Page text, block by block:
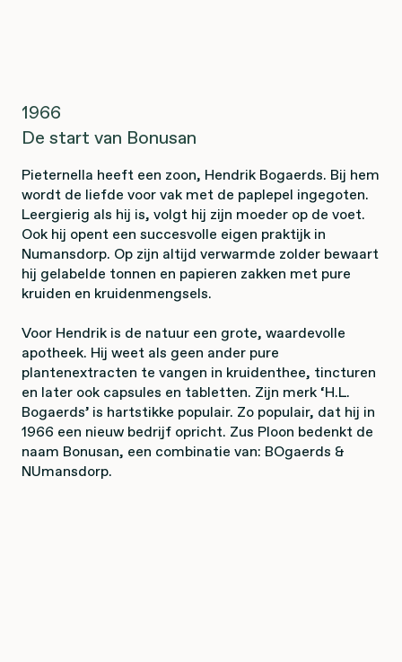
1966
De start van Bonusan
Pieternella heeft een zoon, Hendrik Bogaerds. Bij hem
wordt de liefde voor vak met de paplepel ingegoten.
Leergierig als hij is, volgt hij zijn moeder op de voet.
Ook hij opent een succesvolle eigen praktijk in
Numansdorp. Op zijn altijd verwarmde zolder bewaart
hij gelabelde tonnen en papieren zakken met pure
kruiden en kruidenmengsels.
Voor Hendrik is de natuur een grote, waardevolle
apotheek. Hij weet als geen ander pure
plantenextracten te vangen in kruidenthee, tincturen
en later ook capsules en tabletten. Zijn merk ‘H.L.
Bogaerds’ is hartstikke populair. Zo populair, dat hij in
1966 een nieuw bedrijf opricht. Zus Ploon bedenkt de
naam Bonusan, een combinatie van: BOgaerds &
NUmansdorp.